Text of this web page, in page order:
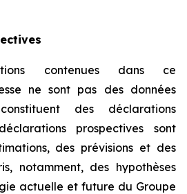
contenues dans ce
ne sont pas des données
des déclarations
prospectives sont
des prévisions et des
notamment, des hypothèses
actuelle et future du Groupe